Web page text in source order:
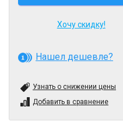
Хочу скидку!
Нашел дешевле?
Узнать о снижении цены
Добавить в сравнение